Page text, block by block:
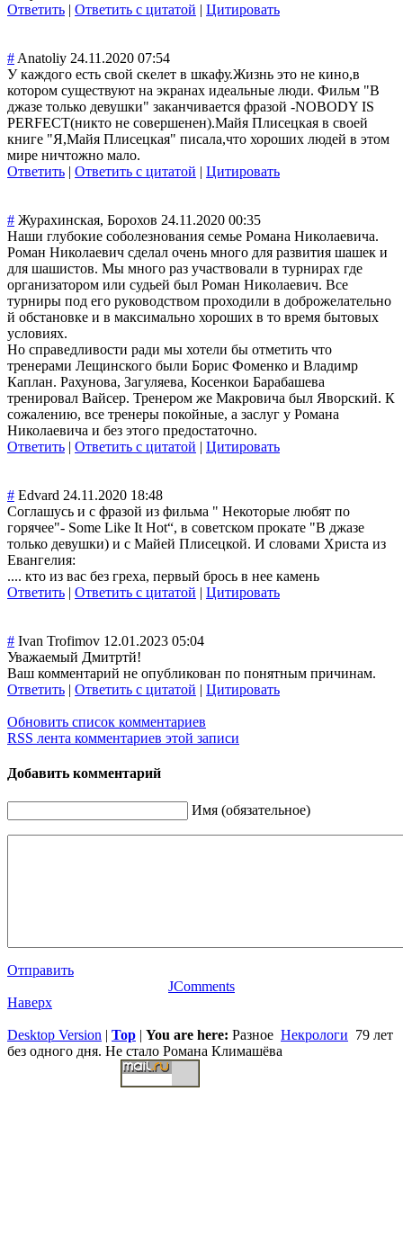
Ответить | Ответить с цитатой | Цитировать
# Anatoliy 24.11.2020 07:54
У каждого есть свой скелет в шкафу.Жизнь это не кино,в
котором существуют на экранах идеальные люди. Фильм "В
джазе только девушки" заканчивается фразой -NOBODY IS
PERFECT(никто не совершенен).Майя Плисецкая в своей
книге "Я,Майя Плисецкая" писала,что хороших людей в этом
мире ничтожно мало.
Ответить | Ответить с цитатой | Цитировать
# Журахинская, Борохов 24.11.2020 00:35
Наши глубокие соболезнования семье Романа Николаевича.
Роман Николаевич сделал очень много для развития шашек и
для шашистов. Мы много раз участвовали в турнирах где
организатором или судьей был Роман Николаевич. Все
турниры под его руководством проходили в доброжелательно
й обстановке и в максимально хороших в то время бытовых
условиях.
Но справедливости ради мы хотели бы отметить что
тренерами Лещинского были Борис Фоменко и Владимр
Каплан. Рахунова, Загуляева, Косенкои Барабашева
тренировал Вайсер. Тренером же Макровича был Яворский. К
сожалению, все тренеры покойные, а заслуг у Романа
Николаевича и без этого предостаточно.
Ответить | Ответить с цитатой | Цитировать
# Edvard 24.11.2020 18:48
Соглашусь и с фразой из фильма " Некоторые любят по
горячее"- Some Like It Hot“, в советском прокате "В джазе
только девушки) и с Майей Плисецкой. И словами Христа из
Евангелия:
.... кто из вас без греха, первый брось в нее камень
Ответить | Ответить с цитатой | Цитировать
# Ivan Trofimov 12.01.2023 05:04
Уважаемый Дмитртй!
Ваш комментарий не опубликован по понятным причинам.
Ответить | Ответить с цитатой | Цитировать
Обновить список комментариев
RSS лента комментариев этой записи
Добавить комментарий
Имя (обязательное)
Отправить
JComments
Наверх
Desktop Version | Top | You are here: Разное Некрологи 79 лет
без одного дня. Не стало Романа Климашёва